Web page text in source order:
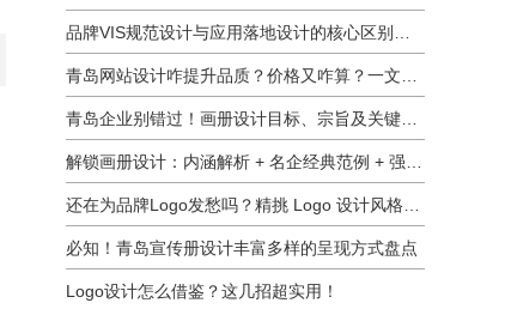
青岛企业别错过！画册设计目标、宗旨及关键要点全揭秘
还在为品牌Logo发愁吗？精挑 Logo 设计风格这一步，轻松铸就独属于你的品牌魅力
必知！青岛宣传册设计丰富多样的呈现方式盘点
Logo设计怎么借鉴？这几招超实用！